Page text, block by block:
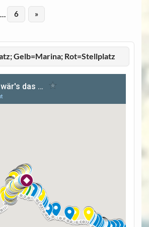
6 »
Gelb=Marina; Rot=Stellplatz